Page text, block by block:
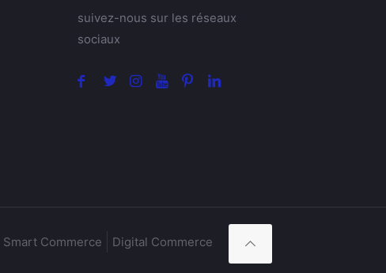
suivez-nous sur les réseaux
sociaux
Smart Commerce Digital Commerce